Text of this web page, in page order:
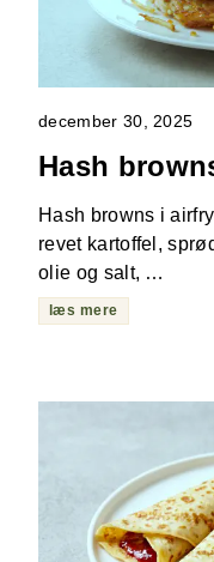
december 30, 2025
Hash
Hash browns i
revet kartoffel,
olie og salt, …
læs mere